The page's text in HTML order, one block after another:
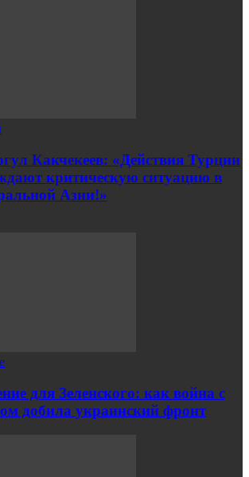
Какчекеев: «Действия Турции
критическую ситуацию в
Азии!»
для Зеленского: как война с
добила украинский фронт